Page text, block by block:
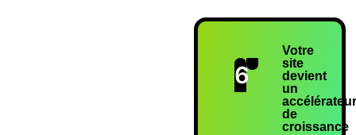
6
Votre
site
devient
un
de
croissance